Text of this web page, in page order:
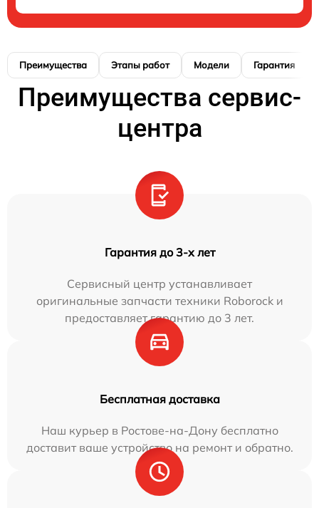
Преимущества Этапы работ Модели Гарантия
Преимущества сервис-
центра
Гарантия до 3-х лет
Сервисный центр устанавливает
оригинальные запчасти техники Roborock и
предоставляет гарантию до 3 лет.
Бесплатная доставка
Наш курьер в Ростове-на-Дону бесплатно
доставит ваше устройство на ремонт и обратно.